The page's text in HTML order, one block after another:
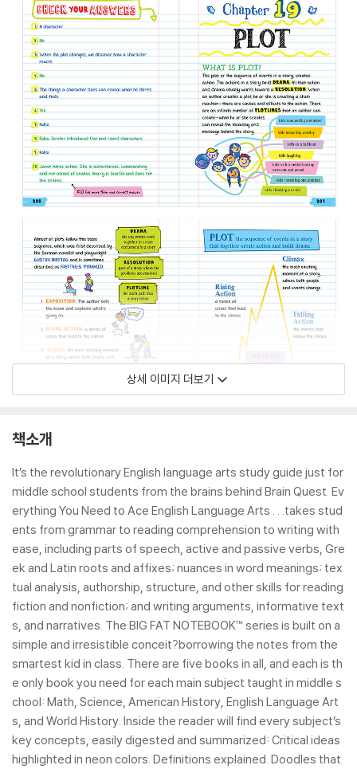
상세 이미지 더보기
책소개
It’s the revolutionary English language arts study guide just for
middle school students from the brains behind Brain Quest. Ev
erything You Need to Ace English Language Arts . . .takes stud
ents from grammar to reading comprehension to writing with
ease, including parts of speech, active and passive verbs, Gre
ek and Latin roots and affixes; nuances in word meanings; tex
tual analysis, authorship, structure, and other skills for reading
fiction and nonfiction; and writing arguments, informative text
s, and narratives. The BIG FAT NOTEBOOK™ series is built on a
simple and irresistible conceit?borrowing the notes from the
smartest kid in class. There are five books in all, and each is th
e only book you need for each main subject taught in middle s
chool: Math, Science, American History, English Language Art
s, and World History. Inside the reader will find every subject’s
key concepts, easily digested and summarized: Critical ideas
highlighted in neon colors. Definitions explained. Doodles that